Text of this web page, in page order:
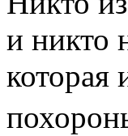
и никто
которая